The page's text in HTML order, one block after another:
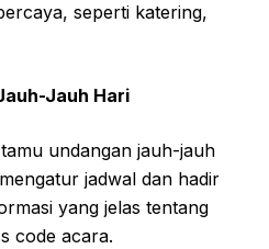
seperti katering,
Jauh Hari
undangan jauh-jauh
jadwal dan hadir
yang jelas tentang
code acara.